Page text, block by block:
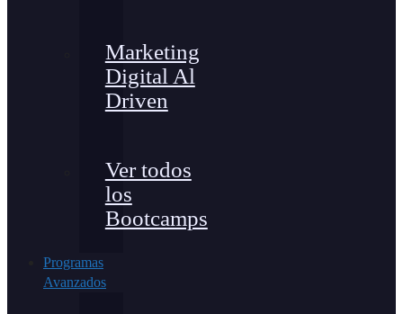
Marketing
Digital Al
Driven
Ver todos
los
Bootcamps
Programas
Avanzados